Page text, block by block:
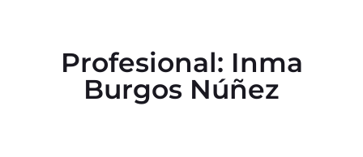
Profesional: Inma
Burgos Núñez